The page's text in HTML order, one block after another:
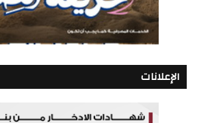
الإعلانات